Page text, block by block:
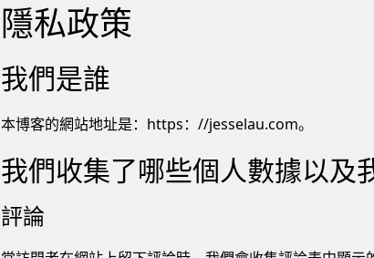
隱私政策
我們是誰
本博客的網站地址是：https：//jesselau.com。
我們收集了哪些個人數據以及
評論